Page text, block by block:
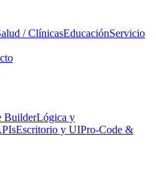
/ ClínicasEducaciónServicio
BuilderLógica y
Escritorio y UIPro-Code &